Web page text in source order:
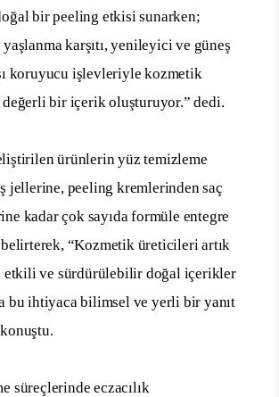
bir peeling etkisi sunarken;
karşıtı, yenileyici ve güneş
koruyucu işlevleriyle kozmetik
bir içerik oluşturuyor.” dedi.
ürünlerin yüz temizleme
jellerine, peeling kremlerinden saç
kadar çok sayıda formüle entegre
“Kozmetik üreticileri artık
etkili ve sürdürülebilir doğal içerikler
bu ihtiyaca bilimsel ve yerli bir yanıt
süreçlerinde eczacılık